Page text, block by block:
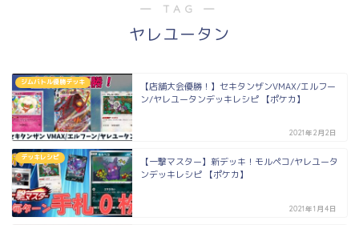
― TAG ―
ヤレユータン
ジムバトル優勝デッキ
【店舗大会優勝！】セキタンザンVMAX/エルフー
ン/ヤレユータンデッキレシピ 【ポケカ】
2021年2月2日
デッキレシピ
【一撃マスター】新デッキ！モルペコ/ヤレユータ
ンデッキレシピ 【ポケカ】
2021年1月4日